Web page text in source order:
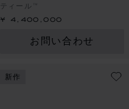
ティール™
¥ 4,400,000
お問い合わせ
新作